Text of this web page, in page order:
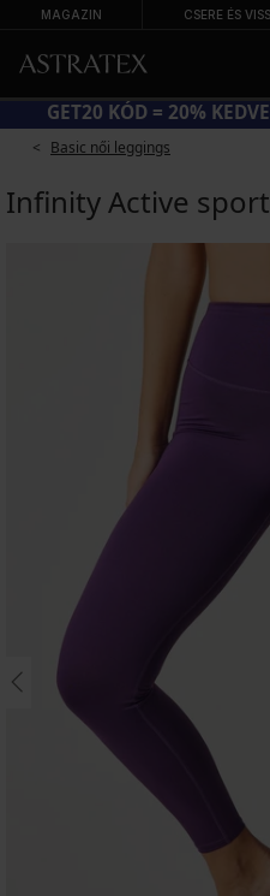
MAGAZIN CSERE ÉS
GET20 KÓD = 20%
Basic női leggings
Infinity Active